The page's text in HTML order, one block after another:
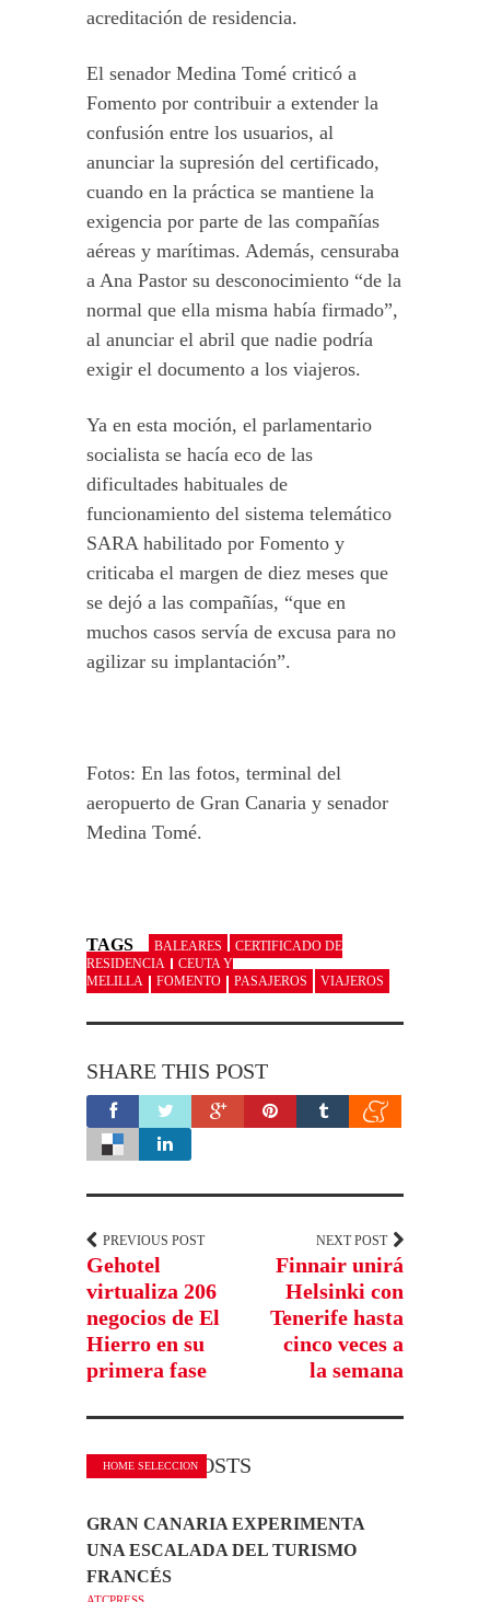
acreditación de residencia.
El senador Medina Tomé criticó a
Fomento por contribuir a extender la
confusión entre los usuarios, al
anunciar la supresión del certificado,
cuando en la práctica se mantiene la
exigencia por parte de las compañías
aéreas y marítimas. Además, censuraba
a Ana Pastor su desconocimiento “de la
normal que ella misma había firmado”,
al anunciar el abril que nadie podría
exigir el documento a los viajeros.
Ya en esta moción, el parlamentario
socialista se hacía eco de las
dificultades habituales de
funcionamiento del sistema telemático
SARA habilitado por Fomento y
criticaba el margen de diez meses que
se dejó a las compañías, “que en
muchos casos servía de excusa para no
agilizar su implantación”.
Fotos: En las fotos, terminal del
aeropuerto de Gran Canaria y senador
Medina Tomé.
TAGS BALEARES
CERTIFICADO DE
RESIDENCIA
CEUTA Y
MELILLA
FOMENTO PASAJEROS VIAJEROS
SHARE THIS POST
PREVIOUS POST
Gehotel
virtualiza 206
negocios de El
Hierro en su
primera fase
NEXT POST
Finnair unirá
Helsinki con
Tenerife hasta
cinco veces a
la semana
RELATED POSTS
HOME SELECCION
GRAN CANARIA EXPERIMENTA
UNA ESCALADA DEL TURISMO
FRANCÉS